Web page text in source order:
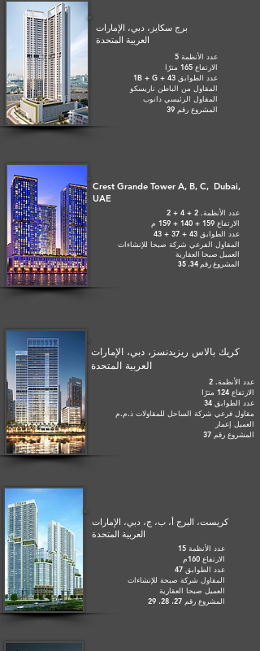
Crest Grande Tower A, B, C, Dubai,
UAE
عدد الأنظمة. 2 + 4 + 2
الارتفاع 159 + 140 + 159 م
عدد الطوابق 43 + 37 + 43
المقاول الفرعي شركة صبحا للإنشاءات
العميل صبحا العقارية
المشروع رقم 34، 35
برج سكايز، دبي، الإمارات
العربية المتحدة
عدد الأنظمة 5
الارتفاع 165 مترًا
عدد الطوابق 1B + G + 43
المقاول من الباطن ناريسكو
المقاول الرئيسي دانوب
المشروع رقم 39
كريك بالاس ريزيدنسز، دبي، الإمارات
العربية المتحدة
عدد الأنظمة. 2
الارتفاع 124 مترًا
عدد الطوابق 34
مقاول فرعي شركة الساحل للمقاولات ذ.م.م
العميل إعمار
المشروع رقم 37
كريست، البرج أ، ب، ج، دبي، الإمارات
العربية المتحدة
عدد الأنظمة 15
الارتفاع 160م
عدد الطوابق 47
المقاول شركة صبحة للإنشاءات
العميل صبحا العقارية
المشروع رقم 27، 28، 29